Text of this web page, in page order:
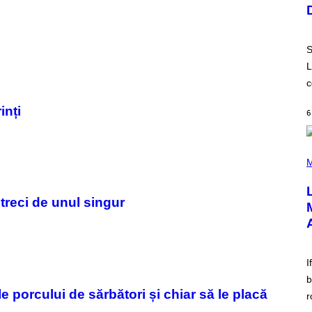
de unul singur
porcului de sărbători și chiar să le placă
S
T
I
N
R
E
E
A
.
6
P
T
O
B
Y
K
H
T